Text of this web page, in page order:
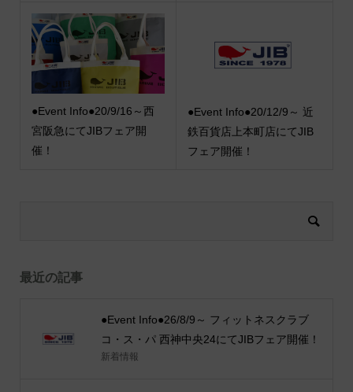
●Event Info●20/9/16～西
宮阪急にてJIBフェア開
催！
●Event Info●20/12/9～ 近
鉄百貨店上本町店にてJIB
フェア開催！
最近の記事
●Event Info●26/8/9～ フィットネスクラブ
コ・ス・パ 西神中央24にてJIBフェア開催！
新着情報